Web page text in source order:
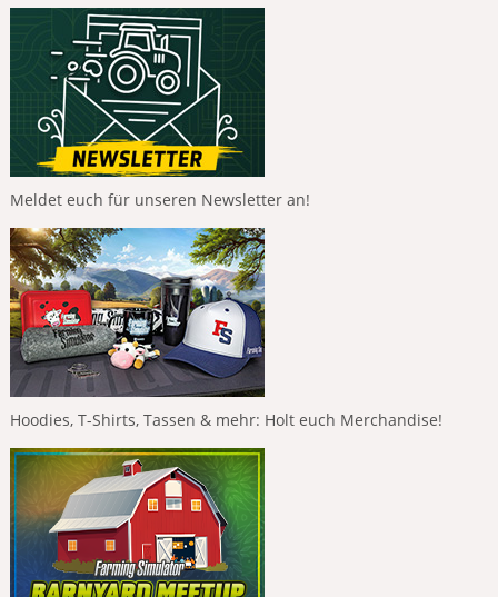
Meldet euch für unseren Newsletter an!
Hoodies, T-Shirts, Tassen & mehr: Holt euch Merchandise!